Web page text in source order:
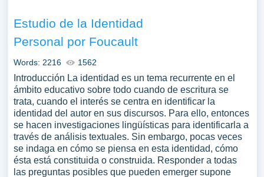
Estudio de la Identidad
Personal por Foucault
Words: 2216 1562
Introducción La identidad es un tema recurrente en el
ámbito educativo sobre todo cuando de escritura se
trata, cuando el interés se centra en identificar la
identidad del autor en sus discursos. Para ello, entonces
se hacen investigaciones lingüísticas para identificarla a
través de análisis textuales. Sin embargo, pocas veces
se indaga en cómo se piensa en esta identidad, cómo
ésta está constituida o construida. Responder a todas
las preguntas posibles que pueden emerger supone